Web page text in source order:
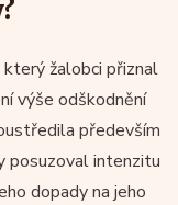
žalobci přiznal
výše odškodnění
především
posuzoval intenzitu
dopady na jeho